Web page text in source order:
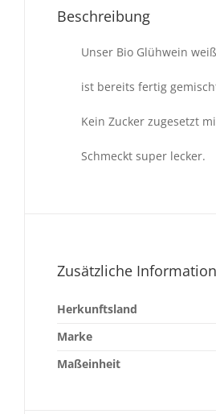
Beschreibung
Unser Bio Glühwein
ist bereits fertig
Kein Zucker zugesetzt
Schmeckt super lecker.
Zusätzliche
Herkunftsland
Marke
Maßeinheit